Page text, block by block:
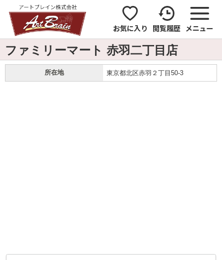
お気に入り 閲覧履歴 メニュー
ファミリーマート 赤羽二丁目店
所在地 東京都北区赤羽２丁目50-3